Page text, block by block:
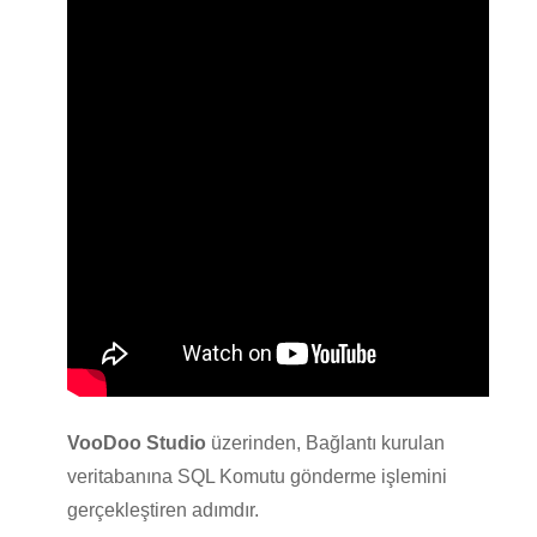
VooDoo Studio üzerinden, Bağlantı kurulan
veritabanına SQL Komutu gönderme işlemini
gerçekleştiren adımdır.